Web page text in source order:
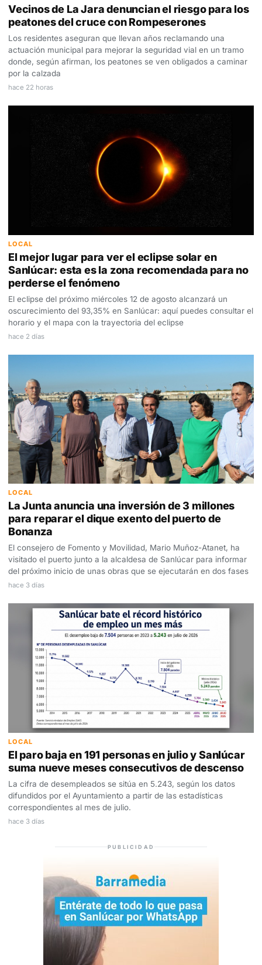
Vecinos de La Jara denuncian el riesgo para los
peatones del cruce con Rompeserones
Los residentes aseguran que llevan años reclamando una
actuación municipal para mejorar la seguridad vial en un tramo
donde, según afirman, los peatones se ven obligados a caminar
por la calzada
hace 22 horas
LOCAL
El mejor lugar para ver el eclipse solar en
Sanlúcar: esta es la zona recomendada para no
perderse el fenómeno
El eclipse del próximo miércoles 12 de agosto alcanzará un
oscurecimiento del 93,35% en Sanlúcar: aquí puedes consultar el
horario y el mapa con la trayectoria del eclipse
hace 2 días
LOCAL
La Junta anuncia una inversión de 3 millones
para reparar el dique exento del puerto de
Bonanza
El consejero de Fomento y Movilidad, Mario Muñoz-Atanet, ha
visitado el puerto junto a la alcaldesa de Sanlúcar para informar
del próximo inicio de unas obras que se ejecutarán en dos fases
hace 3 días
LOCAL
El paro baja en 191 personas en julio y Sanlúcar
suma nueve meses consecutivos de descenso
La cifra de desempleados se sitúa en 5.243, según los datos
difundidos por el Ayuntamiento a partir de las estadísticas
correspondientes al mes de julio.
hace 3 días
PUBLICIDAD